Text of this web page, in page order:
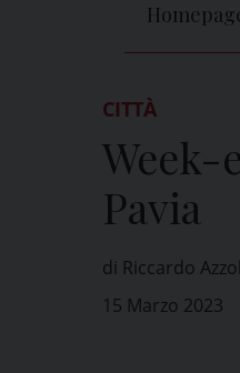
CITTÀ
Week-
Pavia
di Riccardo
15 Marzo 2023